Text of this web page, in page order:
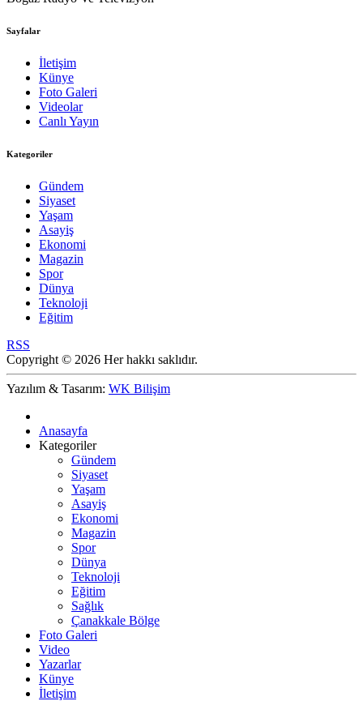
Sayfalar
İletişim
Künye
Foto Galeri
Videolar
Canlı Yayın
Kategoriler
Gündem
Siyaset
Yaşam
Asayiş
Ekonomi
Magazin
Spor
Dünya
Teknoloji
Eğitim
RSS
Copyright © 2026 Her hakkı saklıdır.
Yazılım & Tasarım: WK Bilişim
Anasayfa
Kategoriler
Gündem
Siyaset
Yaşam
Asayiş
Ekonomi
Magazin
Spor
Dünya
Teknoloji
Eğitim
Sağlık
Çanakkale Bölge
Foto Galeri
Video
Yazarlar
Künye
İletişim